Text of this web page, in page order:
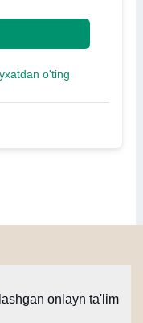
o'ting
onlayn ta'lim